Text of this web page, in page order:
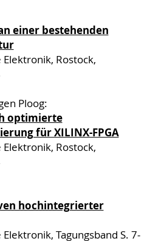
einer bestehenden
Rostock,
Ploog:
optimierte
für XILINX-FPGA
Rostock,
hochintegrierter
Tagungsband S. 7-